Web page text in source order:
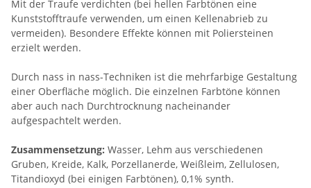
Mit der Traufe verdichten (bei hellen Farbtönen eine
Kunststofftraufe verwenden, um einen Kellenabrieb zu
vermeiden). Besondere Effekte können mit Poliersteinen
erzielt werden.
Durch nass in nass-Techniken ist die mehrfarbige Gestaltung
einer Oberfläche möglich. Die einzelnen Farbtöne können
aber auch nach Durchtrocknung nacheinander
aufgespachtelt werden.
Zusammensetzung: Wasser, Lehm aus verschiedenen
Gruben, Kreide, Kalk, Porzellanerde, Weißleim, Zellulosen,
Titandioxyd (bei einigen Farbtönen), 0,1% synth.